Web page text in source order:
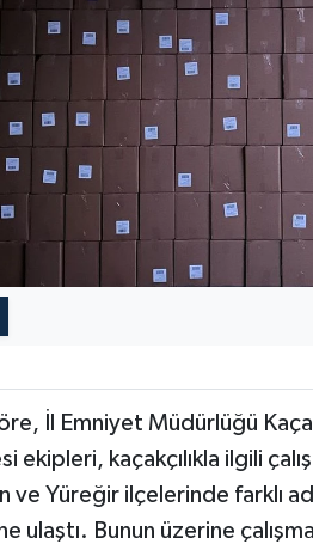
İl Emniyet Müdürlüğü
ekipleri, kaçakçılıkla ilgili
ve Yüreğir ilçelerinde farklı
ulaştı. Bunun üzerine